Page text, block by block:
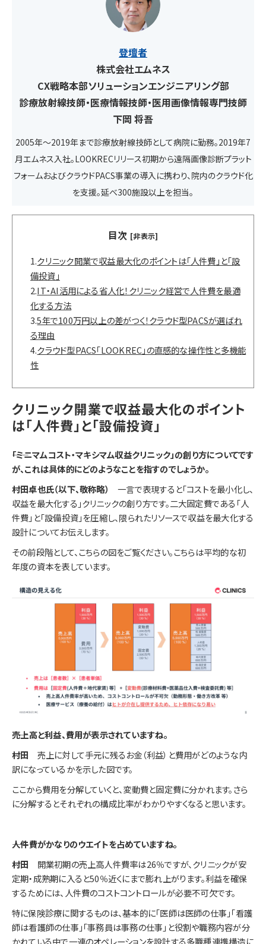
登壇者
株式会社エムネス
CX戦略本部ソリューションエンジニアリング部
診療放射線技師・医療情報技師・医用画像情報専門技師
下岡 将吾
2005年〜2019年まで診療放射線技師として病院に勤務。2019年7
月エムネス入社。LOOKRECリリース初期から遠隔画像診断プラット
フォームおよびクラウドPACS事業の導入に携わり、院内のクラウド化
を支援。延べ300施設以上を担当。
目次 [非表示]
1.クリニック開業で収益最大化のポイントは「人件費」と「設
備投資」
2.IT・AI活用による省人化！クリニック経営で人件費を最適
化する方法
3.5年で100万円以上の差がつく！クラウド型PACSが選ばれ
る理由
4.クラウド型PACS「LOOKREC」の直感的な操作性と多機能
性
クリニック開業で収益最大化のポイント
は「人件費」と「設備投資」
――「ミニマムコスト・マキシマム収益クリニック」の創り方についてです
が、これは具体的にどのようなことを指すのでしょうか。
村田卓也氏（以下、敬称略）一言で表現すると「コストを最小化し、
収益を最大化する」クリニックの創り方です。二大固定費である「人
件費」と「設備投資」を圧縮し、限られたリソースで収益を最大化する
設計についてお伝えします。
その前段階として、こちらの図をご覧ください。こちらは平均的な初
年度の資本を表しています。
――売上高と利益、費用が表示されていますね。
村田 売上に対して手元に残るお金（利益）と費用がどのような内
訳になっているかを示した図です。
ここから費用を分解していくと、変動費と固定費に分かれます。さら
に分解するとそれぞれの構成比率がわかりやすくなると思います。
――人件費がかなりのウエイトを占めていますね。
村田 開業初期の売上高人件費率は26％ですが、クリニックが安
定期・成熟期に入ると50％近くにまで膨れ上がります。利益を確保
するためには、人件費のコストコントロールが必要不可欠です。
特に保険診療に関するものは、基本的に「医師は医師の仕事」「看護
師は看護師の仕事」「事務員は事務の仕事」と役割や職務内容が分
かれている中で一連のオペレーションを設計する多職種連携構造に